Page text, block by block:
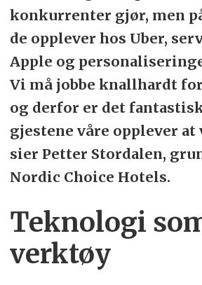
konkurrenter gjør, men
de opplever hos Uber,
Apple og
Vi må jobbe knallhardt
og derfor er det
gjestene våre opplever at
sier Petter Stordalen,
Nordic Choice Hotels.
Teknologi
verktøy